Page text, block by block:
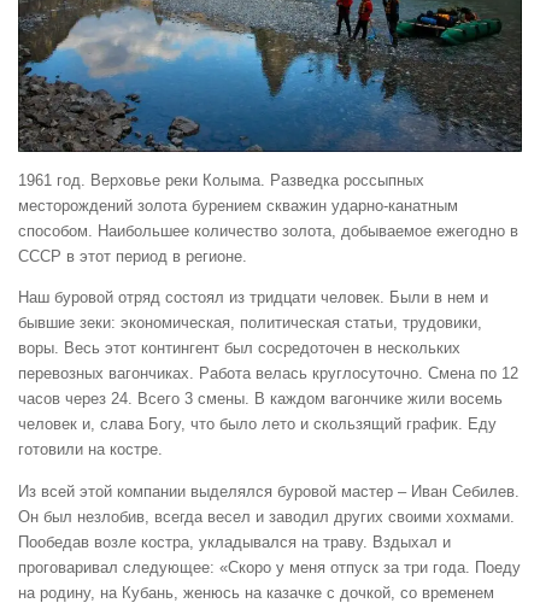
1961 год. Верховье реки Колыма. Разведка россыпных
месторождений золота бурением скважин ударно-канатным
способом. Наибольшее количество золота, добываемое ежегодно в
СССР в этот период в регионе.
Наш буровой отряд состоял из тридцати человек. Были в нем и
бывшие зеки: экономическая, политическая статьи, трудовики,
воры. Весь этот контингент был сосредоточен в нескольких
перевозных вагончиках. Работа велась круглосуточно. Смена по 12
часов через 24. Всего 3 смены. В каждом вагончике жили восемь
человек и, слава Богу, что было лето и скользящий график. Еду
готовили на костре.
Из всей этой компании выделялся буровой мастер – Иван Себилев.
Он был незлобив, всегда весел и заводил других своими хохмами.
Пообедав возле костра, укладывался на траву. Вздыхал и
проговаривал следующее: «Скоро у меня отпуск за три года. Поеду
на родину, на Кубань, женюсь на казачке с дочкой, со временем